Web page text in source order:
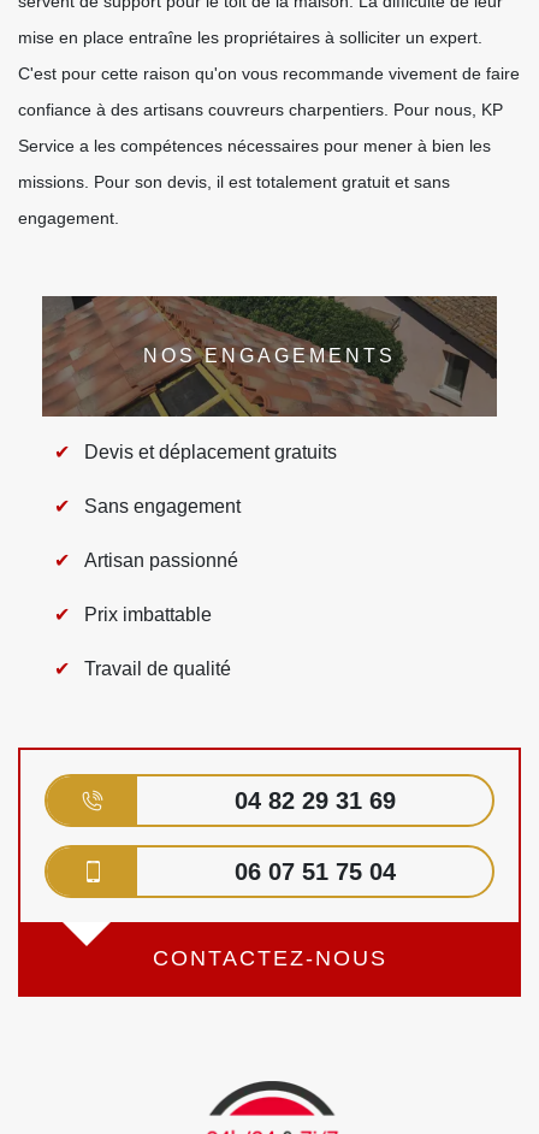
mise en place entraîne les propriétaires à solliciter un expert.
C'est pour cette raison qu'on vous recommande vivement de faire
confiance à des artisans couvreurs charpentiers. Pour nous, KP
Service a les compétences nécessaires pour mener à bien les
missions. Pour son devis, il est totalement gratuit et sans
engagement.
NOS ENGAGEMENTS
Devis et déplacement gratuits
Sans engagement
Artisan passionné
Prix imbattable
Travail de qualité
04 82 29 31 69
06 07 51 75 04
CONTACTEZ-NOUS